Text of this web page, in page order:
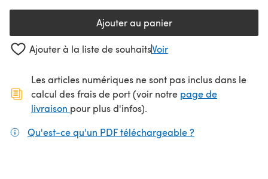
Ajouter au panier
Ajouter à la liste de souhaitsVoir
Les articles numériques ne sont pas inclus dans le
calcul des frais de port (voir notre page de
livraison (s'ouvre dans un nouvel onglet)
pour plus d'infos).
Qu'est-ce qu'un PDF téléchargeable ?